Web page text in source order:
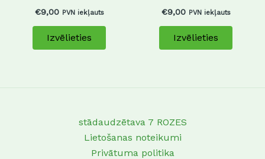
€9,00 PVN iekļauts
Izvēlieties
on
€9,00 PVN iekļauts
Izvēlieties
on
stādaudzētava 7 ROZES
Lietošanas noteikumi
Privātuma politika